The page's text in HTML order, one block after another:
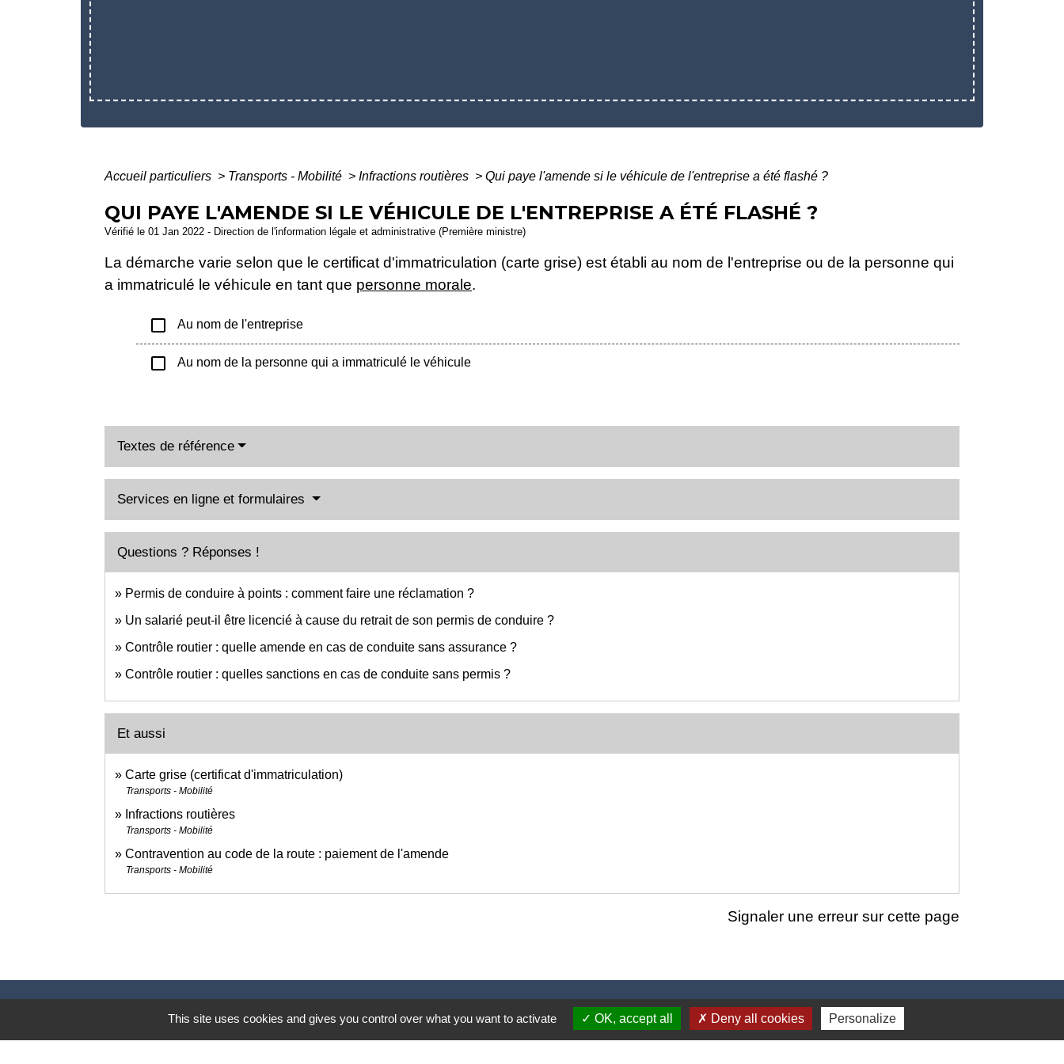
Accueil particuliers > Transports - Mobilité > Infractions routières > Qui paye l'amende si le véhicule de l'entreprise a été flashé ?
QUI PAYE L'AMENDE SI LE VÉHICULE DE L'ENTREPRISE A ÉTÉ FLASHÉ ?
Vérifié le 01 Jan 2022 - Direction de l'information légale et administrative (Première ministre)
La démarche varie selon que le certificat d'immatriculation (carte grise) est établi au nom de l'entreprise ou de la personne qui
a immatriculé le véhicule en tant que personne morale.
check_box_outline_blank Au nom de l'entreprise
check_box_outline_blank Au nom de la personne qui a immatriculé le véhicule
Textes de référence
Services en ligne et formulaires
Questions ? Réponses !
Permis de conduire à points : comment faire une réclamation ?
Un salarié peut-il être licencié à cause du retrait de son permis de conduire ?
Contrôle routier : quelle amende en cas de conduite sans assurance ?
Contrôle routier : quelles sanctions en cas de conduite sans permis ?
Et aussi
Carte grise (certificat d'immatriculation)
Transports - Mobilité
Infractions routières
Transports - Mobilité
Contravention au code de la route : paiement de l'amende
Transports - Mobilité
Signaler une erreur sur cette page
Nous contacter
Commune de Puylaurens
This site uses cookies and gives you control over what you want to activate OK, accept all Deny all cookies Personalize